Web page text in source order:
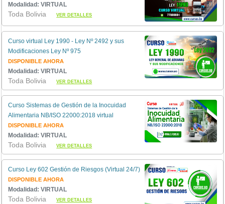
Modalidad: VIRTUAL
Toda BoliviaVER DETALLES
Curso virtual Ley 1990 - Ley Nº 2492 y sus
Modificaciones Ley Nº 975
DISPONIBLE AHORA
Modalidad: VIRTUAL
Toda BoliviaVER DETALLES
Curso Sistemas de Gestión de la Inocuidad
Alimentaria NB/ISO 22000:2018 virtual
DISPONIBLE AHORA
Modalidad: VIRTUAL
Toda BoliviaVER DETALLES
Curso Ley 602 Gestión de Riesgos (Virtual 24/7)
DISPONIBLE AHORA
Modalidad: VIRTUAL
Toda BoliviaVER DETALLES